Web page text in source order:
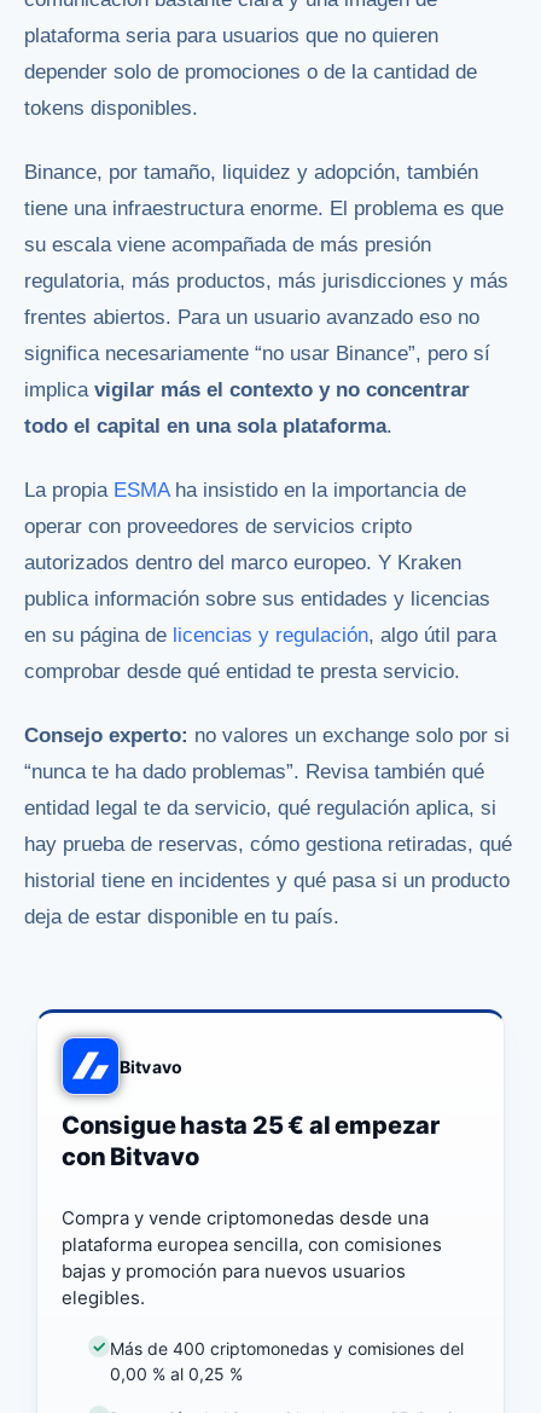
plataforma seria para usuarios que no quieren
depender solo de promociones o de la cantidad de
tokens disponibles.
Binance, por tamaño, liquidez y adopción, también
tiene una infraestructura enorme. El problema es que
su escala viene acompañada de más presión
regulatoria, más productos, más jurisdicciones y más
frentes abiertos. Para un usuario avanzado eso no
significa necesariamente “no usar Binance”, pero sí
implica vigilar más el contexto y no concentrar
todo el capital en una sola plataforma.
La propia ESMAha insistido en la importancia de
operar con proveedores de servicios cripto
autorizados dentro del marco europeo. Y Kraken
publica información sobre sus entidades y licencias
en su página de licencias y regulación, algo útil para
comprobar desde qué entidad te presta servicio.
Consejo experto: no valores un exchange solo por si
“nunca te ha dado problemas”. Revisa también qué
entidad legal te da servicio, qué regulación aplica, si
hay prueba de reservas, cómo gestiona retiradas, qué
historial tiene en incidentes y qué pasa si un producto
deja de estar disponible en tu país.
Bitvavo
Consigue hasta 25 € al empezar
con Bitvavo
Compra y vende criptomonedas desde una
plataforma europea sencilla, con comisiones
bajas y promoción para nuevos usuarios
elegibles.
Más de 400 criptomonedas y comisiones del
0,00 % al 0,25 %